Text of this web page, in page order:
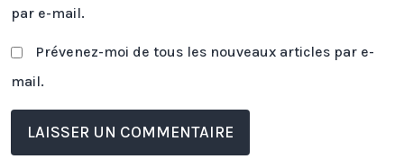
par e-mail.
Prévenez-moi de tous les nouveaux articles par e-
mail.